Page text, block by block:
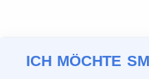
ICH MÖCHTE